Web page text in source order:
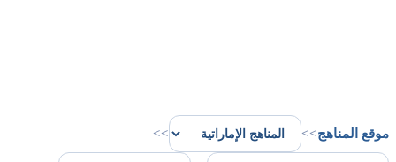
موقع المناهج>>
>>